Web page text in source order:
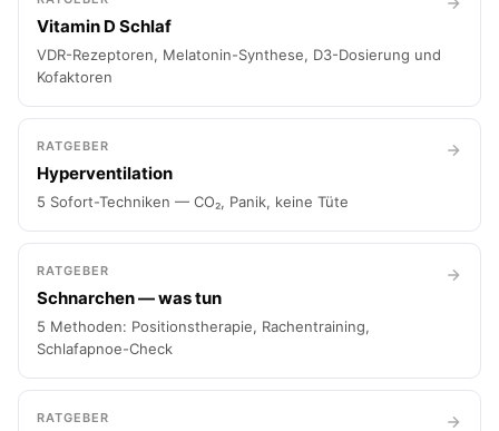
Vitamin D Schlaf
VDR-Rezeptoren, Melatonin-Synthese, D3-Dosierung und
Kofaktoren
RATGEBER
Hyperventilation
5 Sofort-Techniken — CO₂, Panik, keine Tüte
RATGEBER
Schnarchen — was tun
5 Methoden: Positionstherapie, Rachentraining,
Schlafapnoe-Check
RATGEBER